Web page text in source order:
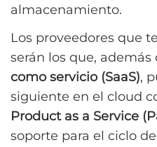
almacenamiento.
Los proveedores que
serán los que, además
como servicio (SaaS),
siguiente en el cloud
Product as a Service
soporte para el ciclo